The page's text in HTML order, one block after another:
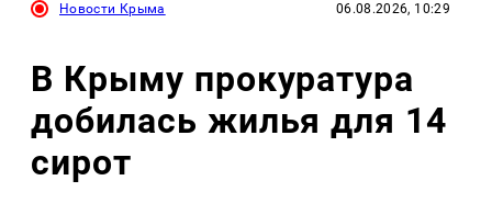
Новости Крыма 06.08.2026, 10:29
В Крыму прокуратура
добилась жилья для 14
сирот